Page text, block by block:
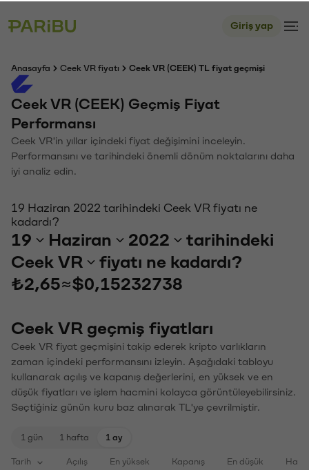
Giriş yap
Anasayfa Ceek VR fiyatı Ceek VR (CEEK) TL fiyat geçmişi
Ceek VR (CEEK) Geçmiş Fiyat
Performansı
Ceek VR'in yıllar içindeki fiyat değişimini inceleyin.
Performansını ve tarihindeki önemli dönüm noktalarını daha
iyi analiz edin.
19 Haziran 2022 tarihindeki Ceek VR fiyatı ne
kadardı?
19 Haziran 2022
tarihindeki
Ceek VR
fiyatı ne kadardı?
₺2,65≈$0,15232738
Ceek VR geçmiş fiyatları
Ceek VR fiyat geçmişini takip ederek kripto varlıkların
zaman içindeki performansını izleyin. Aşağıdaki tabloyu
kullanarak açılış ve kapanış değerlerini, en yüksek ve en
düşük fiyatları ve işlem hacmini kolayca görüntüleyebilirsiniz.
Seçtiğiniz günün kuru baz alınarak TL'ye çevrilmiştir.
1 gün 1 hafta 1 ay
Tarih Açılış En yüksek Kapanış En düşük